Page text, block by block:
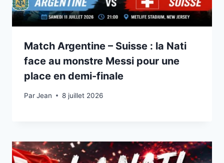
Match Argentine – Suisse : la Nati
face au monstre Messi pour une
place en demi-finale
ParJean
8 juillet 20268 juillet 2026